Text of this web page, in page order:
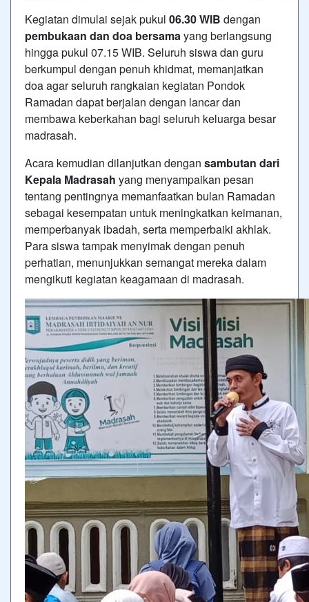
Kegiatan dimulai sejak pukul 06.30 WIB dengan
pembukaan dan doa bersamayang berlangsung
hingga pukul 07.15 WIB. Seluruh siswa dan guru
berkumpul dengan penuh khidmat, memanjatkan
doa agar seluruh rangkaian kegiatan Pondok
Ramadan dapat berjalan dengan lancar dan
membawa keberkahan bagi seluruh keluarga besar
madrasah.
Acara kemudian dilanjutkan dengan sambutan dari
Kepala Madrasah yang menyampaikan pesan
tentang pentingnya memanfaatkan bulan Ramadan
sebagai kesempatan untuk meningkatkan keimanan,
memperbanyak ibadah, serta memperbaiki akhlak.
Para siswa tampak menyimak dengan penuh
perhatian, menunjukkan semangat mereka dalam
mengikuti kegiatan keagamaan di madrasah.